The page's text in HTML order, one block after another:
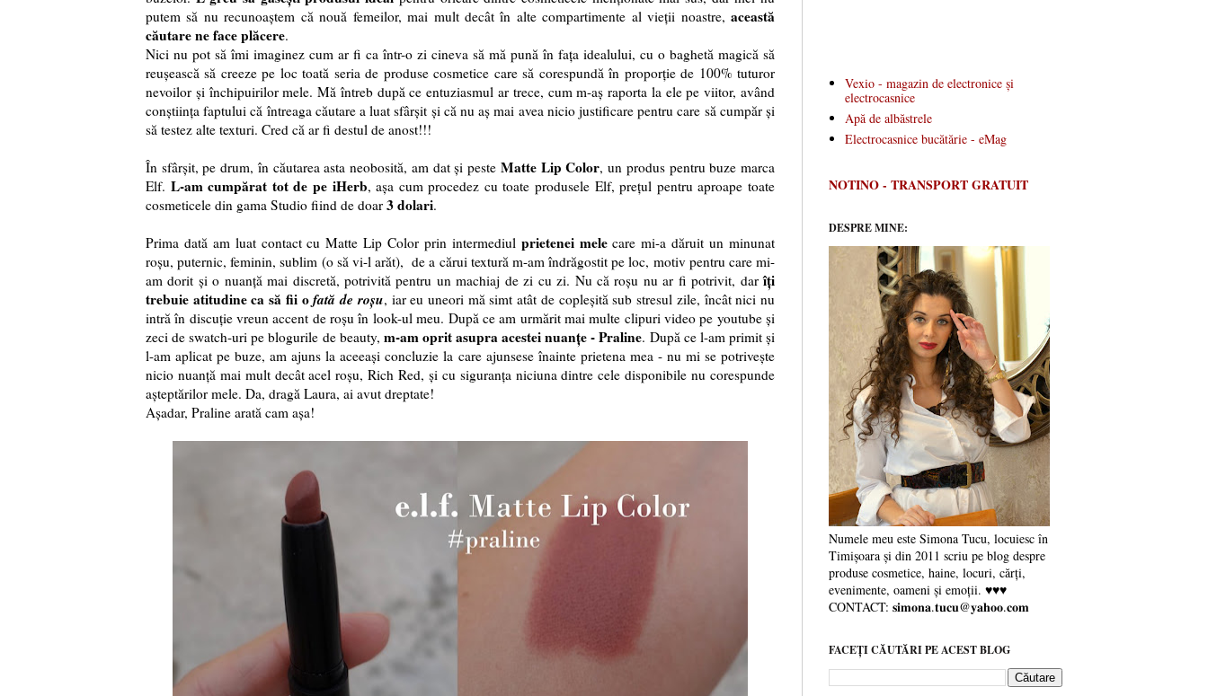
putem să nu recunoaștem că nouă femeilor, mai mult decât în alte compartimente al vieții noastre, această
căutare ne face plăcere.
Nici nu pot să îmi imaginez cum ar fi ca într-o zi cineva să mă pună în fața idealului, cu o baghetă magică să
reușească să creeze pe loc toată seria de produse cosmetice care să corespundă în proporție de 100% tuturor
nevoilor și închipuirilor mele. Mă întreb după ce entuziasmul ar trece, cum m-aș raporta la ele pe viitor, având
conștiința faptului că întreaga căutare a luat sfârșit și că nu aș mai avea nicio justificare pentru care să cumpăr și
să testez alte texturi. Cred că ar fi destul de anost!!!
În sfârșit, pe drum, în căutarea asta neobosită, am dat și peste Matte Lip Color, un produs pentru buze marca
Elf. L-am cumpărat tot de pe iHerb, așa cum procedez cu toate produsele Elf, prețul pentru aproape toate
cosmeticele din gama Studio fiind de doar 3 dolari.
Prima dată am luat contact cu Matte Lip Color prin intermediul prietenei melecare mi-a dăruit un minunat
roșu, puternic, feminin, sublim (o să vi-l arăt), de a cărui textură m-am îndrăgostit pe loc, motiv pentru care mi-
am dorit și o nuanță mai discretă, potrivită pentru un machiaj de zi cu zi. Nu că roșu nu ar fi potrivit, darîți
trebuie atitudine ca să fii ofată de roșu, iar eu uneori mă simt atât de copleșită sub stresul zile, încât nici nu
intră în discuție vreun accent de roșu în look-ul meu. După ce am urmărit mai multe clipuri video pe youtube și
zeci de swatch-uri pe blogurile de beauty, m-am oprit asupra acestei nuanțe - Praline. După ce l-am primit și
l-am aplicat pe buze, am ajuns la aceeași concluzie la care ajunsese înainte prietena mea - nu mi se potrivește
nicio nuanță mai mult decât acel roșu, Rich Red, și cu siguranța niciuna dintre cele disponibile nu corespunde
așteptărilor mele. Da, dragă Laura, ai avut dreptate!
Așadar, Praline arată cam așa!
Vexio - magazin de electronice și
electrocasnice
Apă de albăstrele
Electrocasnice bucătărie - eMag
NOTINO - TRANSPORT GRATUIT
DESPRE MINE:
Numele meu este Simona Tucu, locuiesc în
Timișoara și din 2011 scriu pe blog despre
produse cosmetice, haine, locuri, cărți,
evenimente, oameni și emoții. ♥♥♥
CONTACT: 𝐬𝐢𝐦𝐨𝐧𝐚.𝐭𝐮𝐜𝐮@𝐲𝐚𝐡𝐨𝐨.𝐜𝐨𝐦
FACEȚI CĂUTĂRI PE ACEST BLOG